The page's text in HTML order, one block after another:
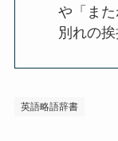
や「ま
別れの挨
英語略語辞書